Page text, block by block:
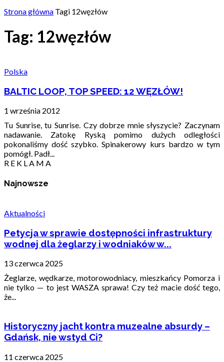
Strona główna Tagi 12węzłów
Tag: 12węzłów
Polska
BALTIC LOOP, TOP SPEED: 12 WĘZŁÓW!
1 września 2012
Tu Sunrise, tu Sunrise. Czy dobrze mnie słyszycie? Zaczynam
nadawanie. Zatokę Ryską pomimo dużych odległości
pokonaliśmy dość szybko. Spinakerowy kurs bardzo w tym
pomógł. Padł...
R E K L A M A
Najnowsze
Aktualności
Petycja w sprawie dostępności infrastruktury
wodnej dla żeglarzy i wodniaków w...
13 czerwca 2025
Żeglarze, wędkarze, motorowodniacy, mieszkańcy Pomorza i
nie tylko — to jest WASZA sprawa! Czy też macie dość tego,
że...
Historyczny jacht kontra muzealne absurdy –
Gdańsk, nie wstyd Ci?
11 czerwca 2025